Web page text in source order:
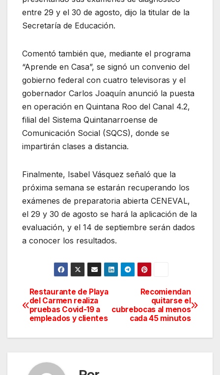
entre 29 y el 30 de agosto, dijo la titular de la
Secretaría de Educación.
Comentó también que, mediante el programa
“Aprende en Casa”, se signó un convenio del
gobierno federal con cuatro televisoras y el
gobernador Carlos Joaquín anunció la puesta
en operación en Quintana Roo del Canal 4.2,
filial del Sistema Quintanarroense de
Comunicación Social (SQCS), donde se
impartirán clases a distancia.
Finalmente, Isabel Vásquez señaló que la
próxima semana se estarán recuperando los
exámenes de preparatoria abierta CENEVAL,
el 29 y 30 de agosto se hará la aplicación de la
evaluación, y el 14 de septiembre serán dados
a conocer los resultados.
Navegación
de
entradas
Recomiendan
quitarse el
cubrebocas al menos
cada 45 minutos
Restaurante de Playa
del Carmen realiza
pruebas Covid-19 a
empleados y clientes